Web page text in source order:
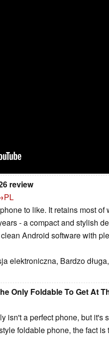
review
to like. It retains most
- a compact and stylish
Android software with
elektroniczna, Bardzo
Only Foldable To Get At
isn't a perfect phone, but it's
foldable phone, the fact